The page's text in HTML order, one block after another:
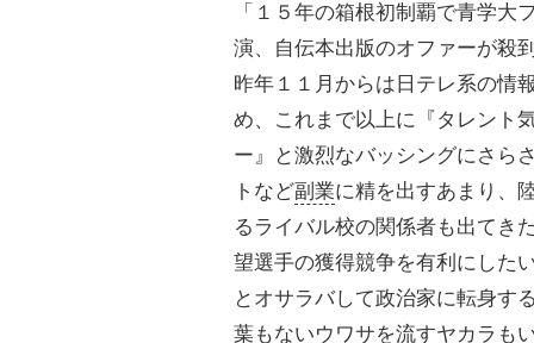
「１５年の箱根初制覇で青学大
演、自伝本出版のオファーが殺
昨年１１月からは日テレ系の情
め、これまで以上に『タレント
ー』と激烈なバッシングにさら
トなど副業に精を出すあまり、
るライバル校の関係者も出てき
望選手の獲得競争を有利にした
とオサラバして政治家に転身す
葉もないウワサを流すヤカラも